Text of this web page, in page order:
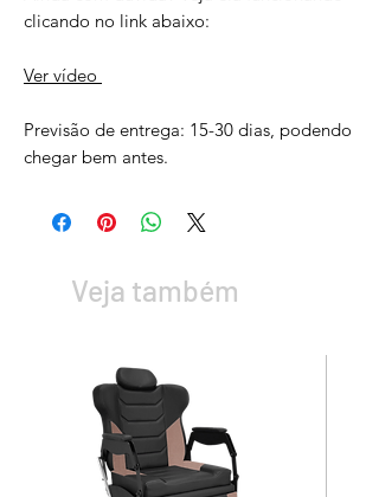
clicando no link abaixo:
Ver vídeo
Previsão de entrega: 15-30 dias, podendo
chegar bem antes.
Veja também